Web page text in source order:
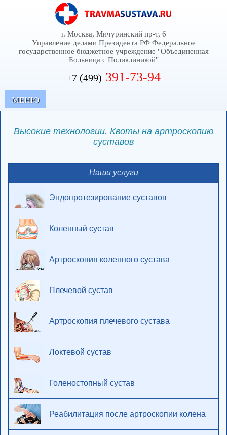
г. Москва, Мичуринский пр-т, 6
Управление делами Президента РФ Федеральное
государственное бюджетное учреждение "Объединенная
Больница с Поликлиникой"
+7 (499) 391-73-94
MЕНЮ
Высокие технологии. Квоты на артроскопию
суставов
Наши услуги
Эндопротезирование суставов
Коленный сустав
Артроскопия коленного сустава
Плечевой сустав
Артроскопия плечевого сустава
Локтевой сустав
Голеностопный сустав
Реабилитация после артроскопии колена